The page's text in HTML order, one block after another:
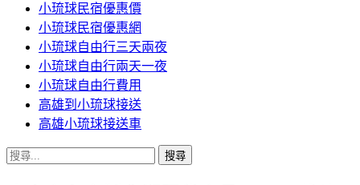
小琉球民宿優惠價
小琉球民宿優惠網
小琉球自由行三天兩夜
小琉球自由行兩天一夜
小琉球自由行費用
高雄到小琉球接送
高雄小琉球接送車
搜